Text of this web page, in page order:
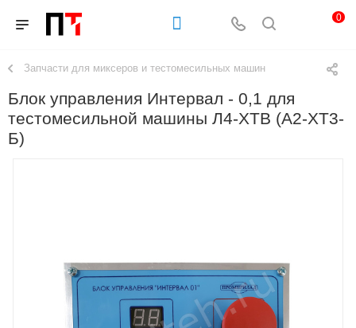
0
Запчасти для миксеров и тестомесильных машин
Блок управления Интервал - 0,1 для
тестомесильной машины Л4-ХТВ (А2-ХТ3-
Б)